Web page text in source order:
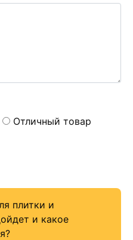
Отличный товар
плитки и
и какое